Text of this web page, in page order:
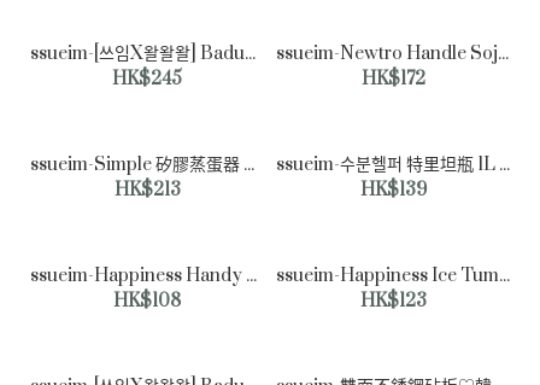
ssueim-[쓰임X왈왈왈] Badugi beer mug 2p set♡韓國家品杯具
HK$245
ssueim-Newtro Handle Soju Glass 4P Set♡韓國家品杯具
HK$172
ssueim-Simple 矽膠蒸蛋器 800ml (2color)♡韓國家品廚具
HK$213
ssueim-수분헬퍼 特里坦瓶 1L (2color)♡韓國家品儲存器皿
HK$139
ssueim-Happiness Handy Bottle 530ml (2color)♡韓國家品儲存器皿
HK$108
ssueim-Happiness Ice Tumbler 500ml (2color)♡韓國家品儲存器皿
HK$123